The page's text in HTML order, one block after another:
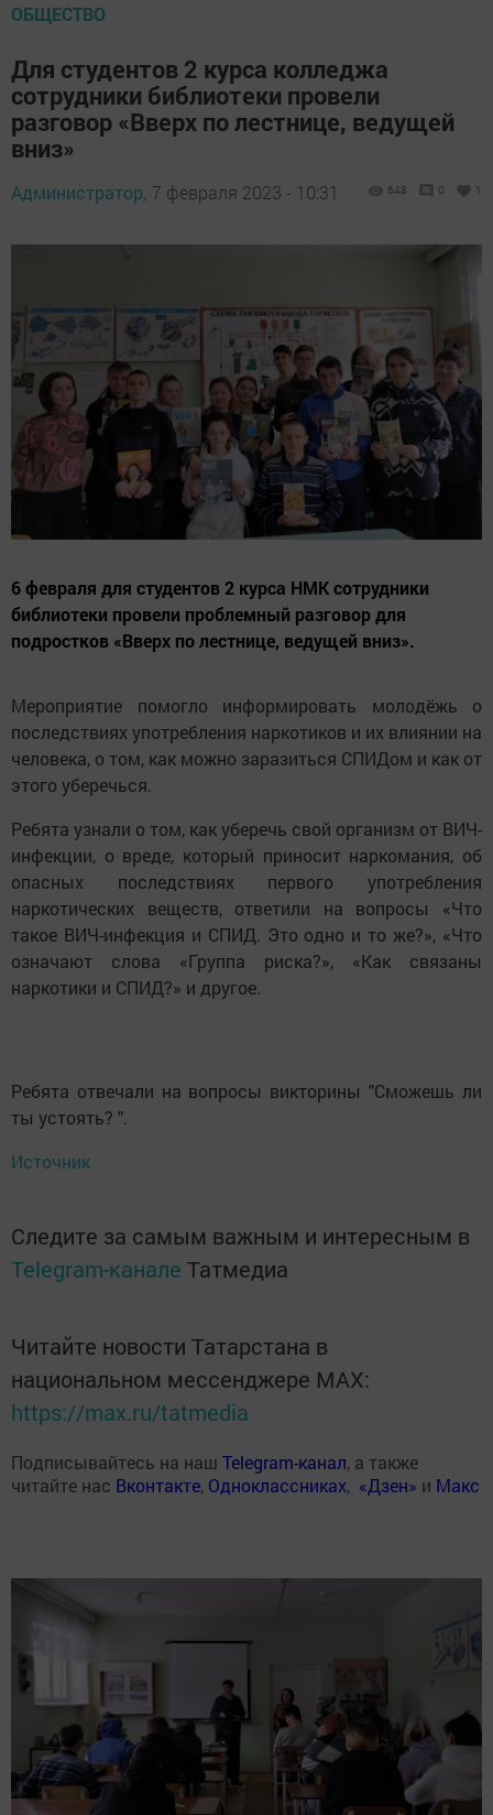
ОБЩЕСТВО
Для студентов 2 курса колледжа
сотрудники библиотеки провели
разговор «Вверх по лестнице, ведущей
вниз»
Администратор, 7 февраля 2023 - 10:31 648 0 1
6 февраля для студентов 2 курса НМК сотрудники
библиотеки провели проблемный разговор для
подростков «Вверх по лестнице, ведущей вниз».
Мероприятие помогло информировать молодёжь о
последствиях употребления наркотиков и их влиянии на
человека, о том, как можно заразиться СПИДом и как от
этого уберечься.
Ребята узнали о том, как уберечь свой организм от ВИЧ-
инфекции, о вреде, который приносит наркомания, об
опасных последствиях первого употребления
наркотических веществ, ответили на вопросы «Что
такое ВИЧ-инфекция и СПИД. Это одно и то же?», «Что
означают слова «Группа риска?», «Как связаны
наркотики и СПИД?» и другое.
Ребята отвечали на вопросы викторины "Сможешь ли
ты устоять? ".
Источник
Следите за самым важным и интересным в
Telegram-канале Татмедиа
Читайте новости Татарстана в
национальном мессенджере MАХ:
https://max.ru/tatmedia
Подписывайтесь на наш Telegram-канал, а также
читайте нас Вконтакте, Одноклассниках, «Дзен» и Макс